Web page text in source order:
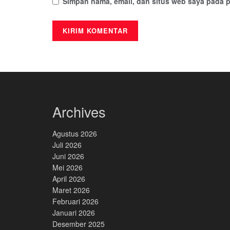
Archives
Agustus 2026
Juli 2026
Juni 2026
Mei 2026
April 2026
Maret 2026
Februari 2026
Januari 2026
Desember 2025